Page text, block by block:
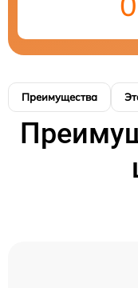
Преимущества